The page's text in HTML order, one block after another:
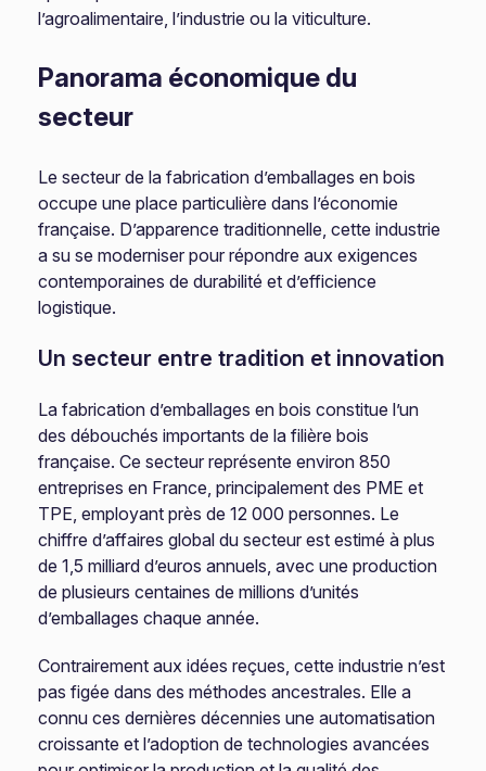
l’agroalimentaire, l’industrie ou la viticulture.
Panorama économique du
secteur
Le secteur de la fabrication d’emballages en bois
occupe une place particulière dans l’économie
française. D’apparence traditionnelle, cette industrie
a su se moderniser pour répondre aux exigences
contemporaines de durabilité et d’efficience
logistique.
Un secteur entre tradition et innovation
La fabrication d’emballages en bois constitue l’un
des débouchés importants de la filière bois
française. Ce secteur représente environ 850
entreprises en France, principalement des PME et
TPE, employant près de 12 000 personnes. Le
chiffre d’affaires global du secteur est estimé à plus
de 1,5 milliard d’euros annuels, avec une production
de plusieurs centaines de millions d’unités
d’emballages chaque année.
Contrairement aux idées reçues, cette industrie n’est
pas figée dans des méthodes ancestrales. Elle a
connu ces dernières décennies une automatisation
croissante et l’adoption de technologies avancées